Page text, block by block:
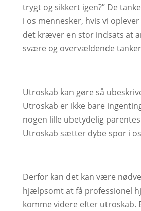
trygt og sikkert igen?” De
i os mennesker, hvis vi
det kræver en stor indsats at
svære og overvældende
Utroskab kan gøre så
Utroskab er ikke bare
nogen lille ubetydelig
Utroskab sætter dybe spor i
Derfor kan det kan være
hjælpsomt at få professionel
komme videre efter utroskab.